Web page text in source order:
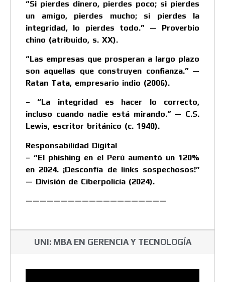
“Si pierdes dinero, pierdes poco; si pierdes
un amigo, pierdes mucho; si pierdes la
integridad, lo pierdes todo.” — Proverbio
chino (atribuido, s. XX).
“Las empresas que prosperan a largo plazo
son aquellas que construyen confianza.” —
Ratan Tata, empresario indio (2006).
– “La integridad es hacer lo correcto,
incluso cuando nadie está mirando.” — C.S.
Lewis, escritor británico (c. 1940).
Responsabilidad Digital
– “El phishing en el Perú aumentó un 120%
en 2024. ¡Desconfía de links sospechosos!”
— División de Ciberpolicía (2024).
————————————————————
UNI: MBA EN GERENCIA Y TECNOLOGÍA